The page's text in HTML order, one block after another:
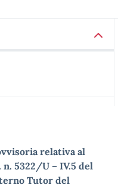
relativa al
5322/U – IV.5 del
Tutor del